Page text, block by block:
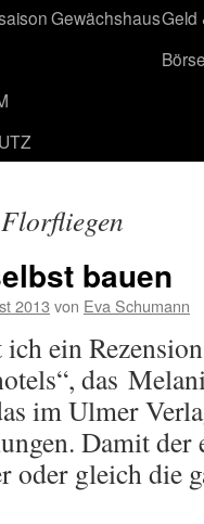
GewächshausGeld
Florfliegen
bauen
2013 von Eva Schumann
ein
das
im Ulmer
Damit der
oder gleich die